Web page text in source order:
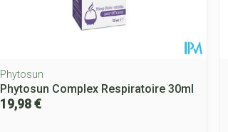
Phytosun
Phytosun Complex Respiratoire 30ml
19,98 €